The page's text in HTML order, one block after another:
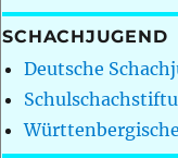
SCHACHJUGEND
Deutsche